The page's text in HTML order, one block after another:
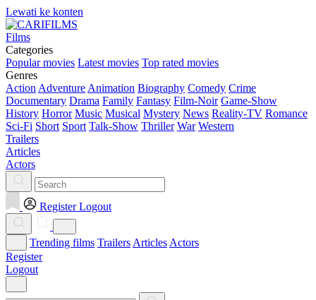
Lewati ke konten
Films
Categories
Popular movies Latest movies Top rated movies
Genres
Action Adventure Animation Biography Comedy Crime
Documentary Drama Family Fantasy Film-Noir Game-Show
History Horror Music Musical Mystery News Reality-TV Romance
Sci-Fi Short Sport Talk-Show Thriller War Western
Trailers
Articles
Actors
Register Logout
Trending films Trailers Articles Actors
Register
Logout